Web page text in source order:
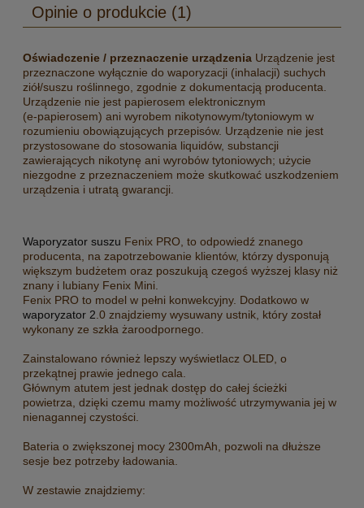
Opinie o produkcie (1)
Oświadczenie / przeznaczenie urządzenia Urządzenie jest
przeznaczone wyłącznie do waporyzacji (inhalacji) suchych
ziół/suszu roślinnego, zgodnie z dokumentacją producenta.
Urządzenie nie jest papierosem elektronicznym
(e‑papierosem) ani wyrobem nikotynowym/tytoniowym w
rozumieniu obowiązujących przepisów. Urządzenie nie jest
przystosowane do stosowania liquidów, substancji
zawierających nikotynę ani wyrobów tytoniowych; użycie
niezgodne z przeznaczeniem może skutkować uszkodzeniem
urządzenia i utratą gwarancji.
Waporyzator suszu Fenix PRO, to odpowiedź znanego
producenta, na zapotrzebowanie klientów, którzy dysponują
większym budżetem oraz poszukują czegoś wyższej klasy niż
znany i lubiany Fenix Mini.
Fenix PRO to model w pełni konwekcyjny. Dodatkowo w
waporyzator 2 .0 znajdziemy wysuwany ustnik, który został
wykonany ze szkła żaroodpornego.
Zainstalowano również lepszy wyświetlacz OLED, o
przekątnej prawie jednego cala.
Głównym atutem jest jednak dostęp do całej ścieżki
powietrza, dzięki czemu mamy możliwość utrzymywania jej w
nienagannej czystości.
Bateria o zwiększonej mocy 2300mAh, pozwoli na dłuższe
sesje bez potrzeby ładowania.
W zestawie znajdziemy: